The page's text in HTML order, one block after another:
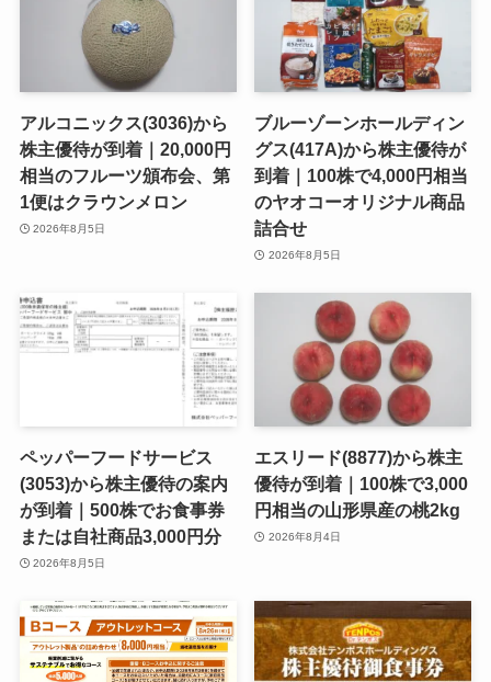
アルコニックス(3036)から
株主優待が到着｜20,000円
相当のフルーツ頒布会、第
1便はクラウンメロン
2026年8月5日
ブルーゾーンホールディン
グス(417A)から株主優待が
到着｜100株で4,000円相当
のヤオコーオリジナル商品
詰合せ
2026年8月5日
ペッパーフードサービス
(3053)から株主優待の案内
が到着｜500株でお食事券
または自社商品3,000円分
2026年8月5日
エスリード(8877)から株主
優待が到着｜100株で3,000
円相当の山形県産の桃2kg
2026年8月4日